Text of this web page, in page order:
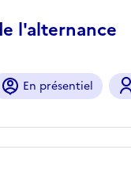
l'alternance
En présentiel